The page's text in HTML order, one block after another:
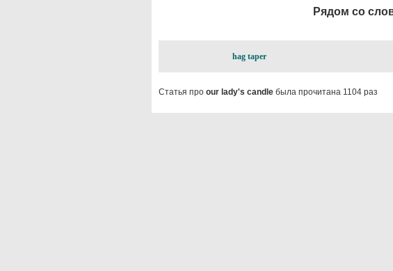
Рядом со
hag taper
Статья про our lady's candle была прочитана 1104 раз